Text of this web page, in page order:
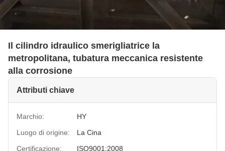
Il cilindro idraulico smerigliatrice la
metropolitana, tubatura meccanica resistente
alla corrosione
Attributi chiave
Marchio:
HY
Luogo di origine:
La Cina
Certificazione:
ISO9001:2008